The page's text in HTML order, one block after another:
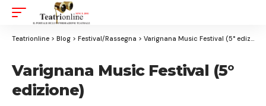
Resizer
Teatrionline > Blog > Festival/Rassegna > Varignana Music Festival (5° edizione)
Varignana Music Festival (5°
edizione)